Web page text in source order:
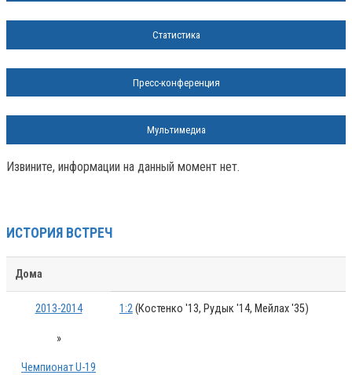
Статистика
Пресс-конференция
Мультимедиа
Извините, информации на данный момент нет.
ИСТОРИЯ ВСТРЕЧ
Дома
2013-2014
»
Чемпионат U-19
1:2(Костенко '13, Рудык '14, Мейлах '35)